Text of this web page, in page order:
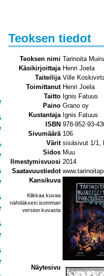
Teoksen tiedot
Teoksen nimi Tarinoita
Käsikirjoittaja Henri Joela
Taiteilija Ville
Toimittanut Henri Joela
Taitto Ignis Fatuus
Paino Grano oy
Kustantaja Ignis Fatuus
ISBN 978-952-93-
Sivumäärä 106
Värit sisäsivut 1/1,
Sidos Muu
Ilmestymisvuosi 2014
Saatavuustiedot
Kansikuva
Klikkaa kuvaa
nähdäksesi isomman
version kuvasta
Näytesivu